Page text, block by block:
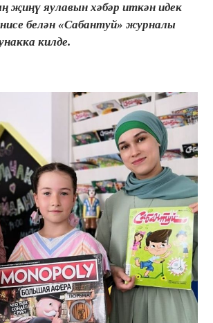
җиңү яулавын хәбәр иткән идек
белән «Сабантуй» журналы
килде.